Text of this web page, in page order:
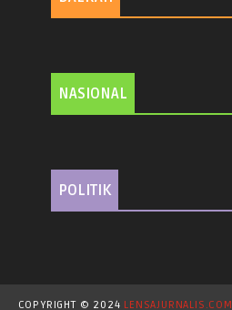
NASIONAL
POLITIK
COPYRIGHT © 2024 LENSAJURNALIS.COM